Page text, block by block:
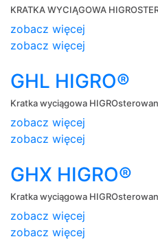
KRATKA WYCIĄGOWA
zobacz więcej
zobacz więcej
GHL HIGRO®
Kratka wyciągowa
zobacz więcej
zobacz więcej
GHX HIGRO®
Kratka wyciągowa
zobacz więcej
zobacz więcej